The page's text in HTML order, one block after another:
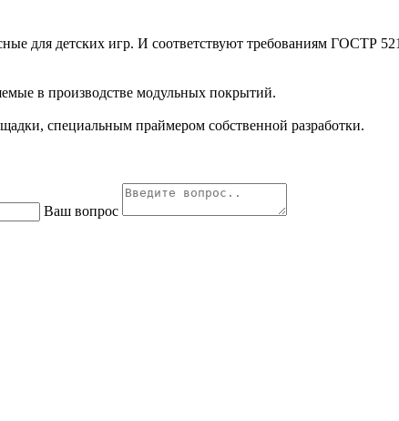
для детских игр. И соответствуют требованиям ГОСТР
в производстве модульных покрытий.
специальным праймером собственной разработки.
Ваш вопрос